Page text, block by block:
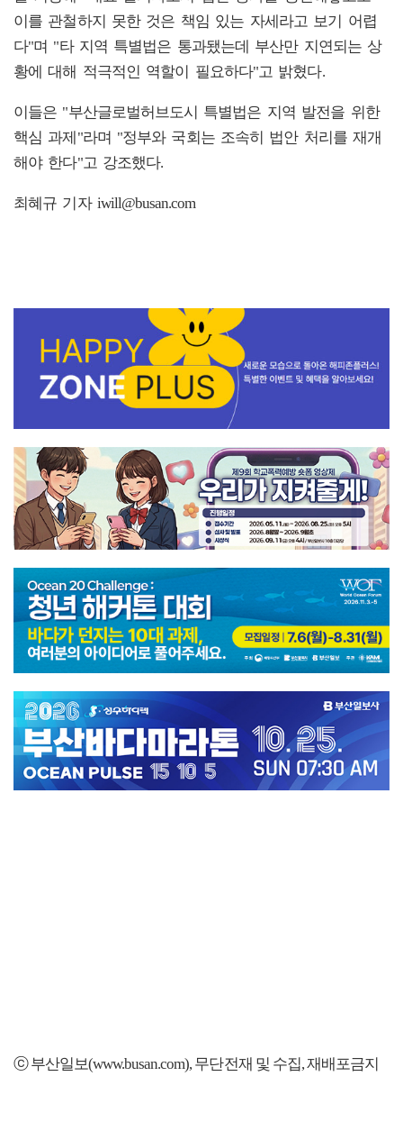
이를 관철하지 못한 것은 책임 있는 자세라고 보기 어렵
다"며 "타 지역 특별법은 통과됐는데 부산만 지연되는 상
황에 대해 적극적인 역할이 필요하다"고 밝혔다.
이들은 "부산글로벌허브도시 특별법은 지역 발전을 위한
핵심 과제"라며 "정부와 국회는 조속히 법안 처리를 재개
해야 한다"고 강조했다.
최혜규 기자 iwill@busan.com
ⓒ 부산일보(www.busan.com), 무단전재 및 수집, 재배포금지